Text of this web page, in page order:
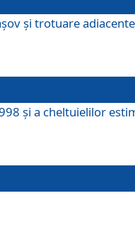
şi trotuare
și a cheltuielilor